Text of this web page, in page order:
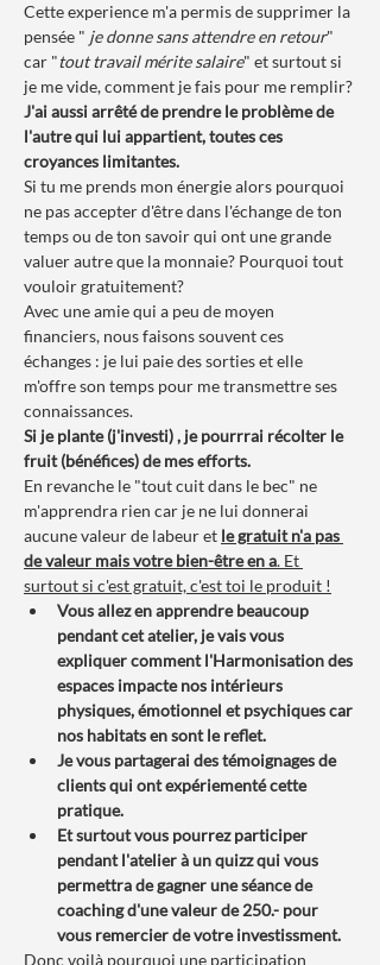
Cette experience m'a permis de supprimer la
pensée " je donne sans attendre en retour"
car "tout travail mérite salaire" et surtout si
je me vide, comment je fais pour me remplir?
J'ai aussi arrêté de prendre le problème de
l'autre qui lui appartient, toutes ces
croyances limitantes.
Si tu me prends mon énergie alors pourquoi
ne pas accepter d'être dans l'échange de ton
temps ou de ton savoir qui ont une grande
valuer autre que la monnaie? Pourquoi tout
vouloir gratuitement?
Avec une amie qui a peu de moyen
financiers, nous faisons souvent ces
échanges : je lui paie des sorties et elle
m'offre son temps pour me transmettre ses
connaissances.
Si je plante (j'investi) , je pourrrai récolter le
fruit (bénéfices) de mes efforts.
En revanche le "tout cuit dans le bec" ne
m'apprendra rien car je ne lui donnerai
aucune valeur de labeur et le gratuit n'a pas
de valeur mais votre bien-être en a. Et
surtout si c'est gratuit, c'est toi le produit !
Vous allez en apprendre beaucoup
pendant cet atelier, je vais vous
expliquer comment l'Harmonisation des
espaces impacte nos intérieurs
physiques, émotionnel et psychiques car
nos habitats en sont le reflet.
Je vous partagerai des témoignages de
clients qui ont expériementé cette
pratique.
Et surtout vous pourrez participer
pendant l'atelier à un quizz qui vous
permettra de gagner une séance de
coaching d'une valeur de 250.- pour
vous remercier de votre investissment.
Donc voilà pourquoi une participation